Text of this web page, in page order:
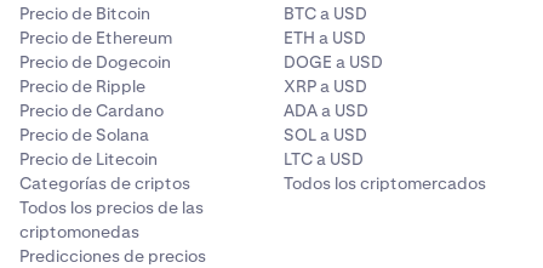
Precio de Bitcoin
Precio de Ethereum
Precio de Dogecoin
Precio de Ripple
Precio de Cardano
Precio de Solana
Precio de Litecoin
Categorías de criptos
Todos los precios de las
criptomonedas
Predicciones de precios
BTC a USD
ETH a USD
DOGE a USD
XRP a USD
ADA a USD
SOL a USD
LTC a USD
Todos los criptomercados